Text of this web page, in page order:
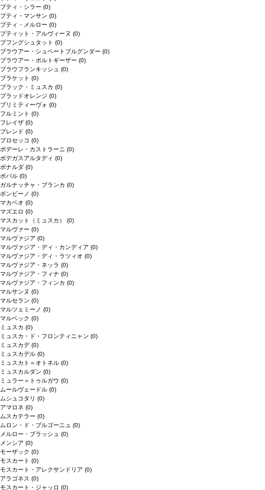
プティ・シラー (0)
プティ・マンサン (0)
プティ・メルロー (0)
プティット・アルヴィーヌ (0)
プフングシュタット (0)
ブラウアー・シュペートブルグンダー (0)
ブラウアー・ポルトギーザー (0)
ブラウフランキッシュ (0)
ブラケット (0)
ブラック・ミュスカ (0)
ブラッドオレンジ (0)
プリミティーヴォ (0)
フルミント (0)
フレイザ (0)
ブレンド (0)
プロセッコ (0)
ポデーレ・カストラーニ (0)
ボデガスアルタディ (0)
ボナルダ (0)
ボバル (0)
ガルナッチャ・ブランカ (0)
ボンビーノ (0)
マカベオ (0)
マズエロ (0)
マスカット（ミュスカ） (0)
マルヴァー (0)
マルヴァジア (0)
マルヴァジア・ディ・カンディア (0)
マルヴァジア・ディ・ラツィオ (0)
マルヴァジア・ネッラ (0)
マルヴァジア・フィナ (0)
マルヴァジア・フィンカ (0)
マルサンヌ (0)
マルセラン (0)
マルツェミーノ (0)
マルベック (0)
ミュスカ (0)
ミュスカ・ド・フロンティニャン (0)
ミュスカデ(0)
ミュスカデル (0)
ミュスカト＝オトネル (0)
ミュスカルダン (0)
ミュラー＝トゥルガウ (0)
ムールヴェードル (0)
ムシュコタリ (0)
アマロネ (0)
ムスカテラー (0)
ムロン・ド・ブルゴーニュ (0)
メルロー・ブラッシュ (0)
メンシア (0)
モーザック (0)
モスカート (0)
モスカート・アレクサンドリア (0)
アラゴネス (0)
モスカート・ジャッロ (0)